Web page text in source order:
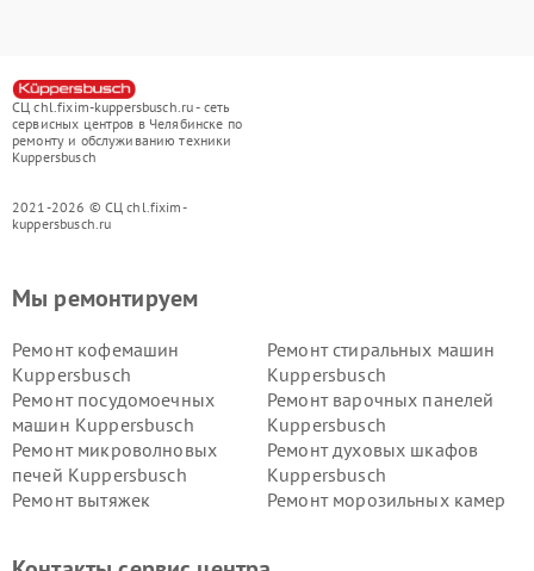
СЦ chl.fixim-kuppersbusch.ru - сеть
сервисных центров в Челябинске по
ремонту и обслуживанию техники
Kuppersbusch
2021-2026 © СЦ chl.fixim-
kuppersbusch.ru
Мы ремонтируем
Ремонт кофемашин
Kuppersbusch
Ремонт стиральных машин
Kuppersbusch
Ремонт посудомоечных
машин Kuppersbusch
Ремонт варочных панелей
Kuppersbusch
Ремонт микроволновых
печей Kuppersbusch
Ремонт духовых шкафов
Kuppersbusch
Ремонт вытяжек
Ремонт морозильных камер